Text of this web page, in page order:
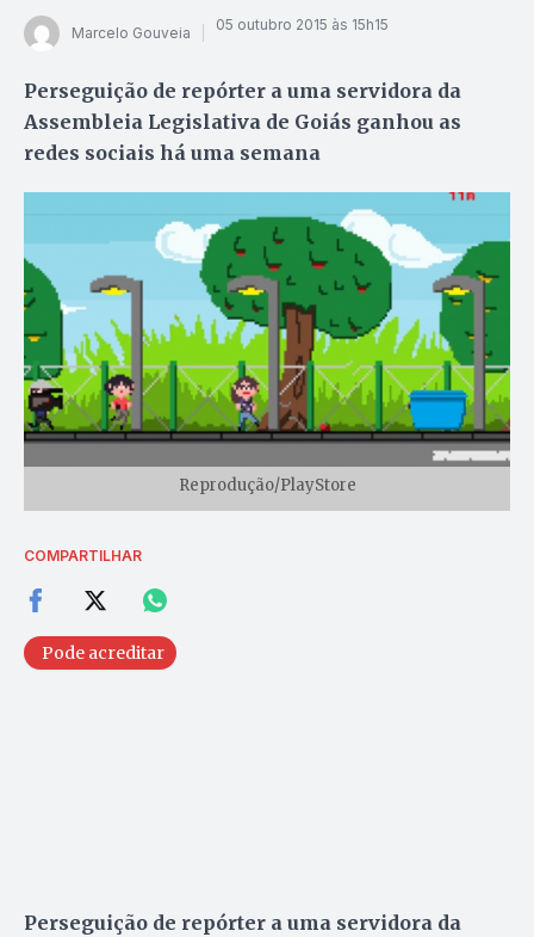
Marcelo Gouveia 05 outubro 2015 às 15h15
Perseguição de repórter a uma servidora da
Assembleia Legislativa de Goiás ganhou as
redes sociais há uma semana
Reprodução/PlayStore
COMPARTILHAR
Pode acreditar
Perseguição de repórter a uma servidora da